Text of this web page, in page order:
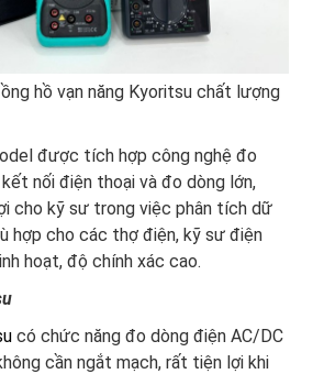
hồ vạn năng Kyoritsu chất lượng
được tích hợp công nghệ đo
nối điện thoại và đo dòng lớn,
cho kỹ sư trong việc phân tích dữ
hợp cho các thợ điện, kỹ sư điện
hoạt, độ chính xác cao.
có chức năng đo dòng điện AC/DC
cần ngắt mạch, rất tiện lợi khi